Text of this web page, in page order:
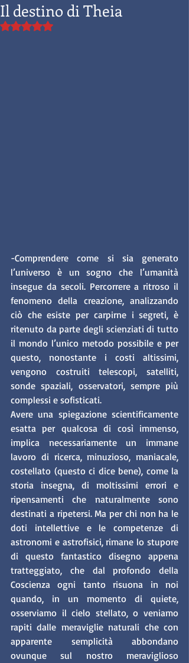
Il destino di Theia
Valutazione NaN stelle su 5.
-Comprendere come si sia generato
l’universo è un sogno che l’umanità
insegue da secoli. Percorrere a ritroso il
fenomeno della creazione, analizzando
ciò che esiste per carpirne i segreti, è
ritenuto da parte degli scienziati di tutto
il mondo l’unico metodo possibile e per
questo, nonostante i costi altissimi,
vengono costruiti telescopi, satelliti,
sonde spaziali, osservatori, sempre più
complessi e sofisticati.
Avere una spiegazione scientificamente
esatta per qualcosa di così immenso,
implica necessariamente un immane
lavoro di ricerca, minuzioso, maniacale,
costellato (questo ci dice bene), come la
storia insegna, di moltissimi errori e
ripensamenti che naturalmente sono
destinati a ripetersi. Ma per chi non ha le
doti intellettive e le competenze di
astronomi e astrofisici, rimane lo stupore
di questo fantastico disegno appena
tratteggiato, che dal profondo della
Coscienza ogni tanto risuona in noi
quando, in un momento di quiete,
osserviamo il cielo stellato, o veniamo
rapiti dalle meraviglie naturali che con
apparente semplicità abbondano
ovunque sul nostro meraviglioso